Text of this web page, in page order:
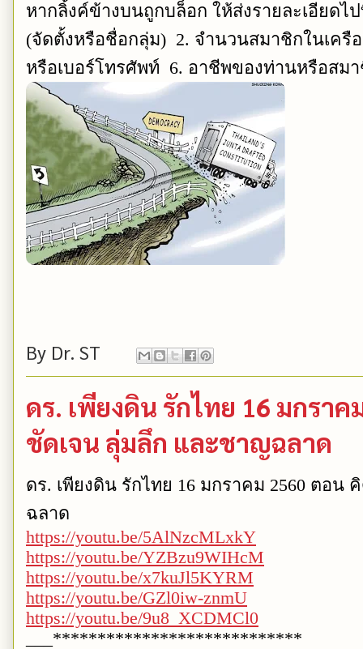
หากลิ้งค์ข้างบนถูกบล็อก ให้ส่งรายละเอียดไ
(จัดตั้งหรือชื่อกลุ่ม) 2. จำนวนสมาชิกในเครื
หรือเบอร์โทรศัพท์ 6. อาชีพของท่านหรือสม
By Dr. ST
ดร. เพียงดิน รักไทย 16 มกรา
ชัดเจน ลุ่มลึก และชาญฉลาด
ดร. เพียงดิน รักไทย 16 มกราคม 2560 ตอ
ฉลาด
https://youtu.be/5AlNzcMLxkY
https://youtu.be/YZBzu9WIHcM
https://youtu.be/x7kuJl5KYRM
https://youtu.be/GZl0iw-znmU
https://youtu.be/9u8_XCDMCl0
___****************************